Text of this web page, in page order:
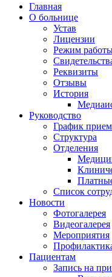
Главная
О больнице
Устав
Лицензии
Режим
Реквизиты
Отзывы
История
Руководство
График
Структура
Отделения
Список
Новости
Фотогалерея
Видеогалерея
Мероприятия
Пациентам
Запись на